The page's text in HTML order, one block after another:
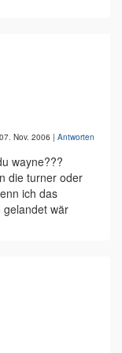
07. Nov. 2006 | Antworten
wayne???
die turner oder
ich das
gelandet wär